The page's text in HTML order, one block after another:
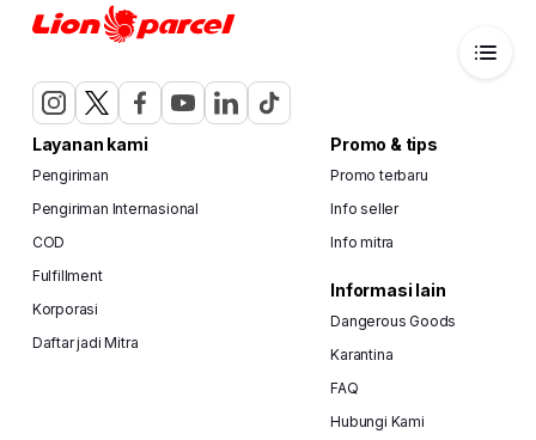
Layanan kami
Pengiriman
Pengiriman Internasional
COD
Fulfillment
Korporasi
Daftar jadi Mitra
Promo & tips
Promo terbaru
Info seller
Info mitra
Informasi lain
Dangerous Goods
Karantina
FAQ
Hubungi Kami